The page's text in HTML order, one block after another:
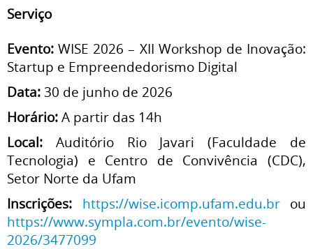
Serviço
Evento: WISE 2026 – XII Workshop de Inovação:
Startup e Empreendedorismo Digital
Data: 30 de junho de 2026
Horário: A partir das 14h
Local: Auditório Rio Javari (Faculdade de
Tecnologia) e Centro de Convivência (CDC),
Setor Norte da Ufam
Inscrições:
https://wise.icomp.ufam.edu.brou
https://www.sympla.com.br/evento/wise-
2026/3477099